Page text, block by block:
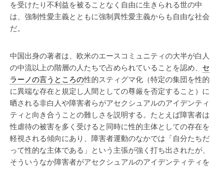
を受けたり不利益を被ることなく自由に生きられる世の中
は、強制性愛主義とともに強制異性愛主義からも自由な社会
だ。
中国出身の著者は、欧米のエースコミュニティの大半が白人
の中流以上の階層の人たちで占められていることを認め、 セ
ラーノの言うところの性的スティグマ化（特定の集団を性的
に異端な存在と規定し人間としての尊厳を否定すること）に
晒される非白人や障害者らがアセクシュアルのアイデンティ
ティと向き合うことの難しさを説明する。たとえば障害者は
性虐待の被害を多く受けると同時に性的主体としての存在を
軽視される傾向にあり、障害者運動のなかでは「自分たちだ
って性的な主体である」という主張が強く打ち出されたが、
そういうなか障害者がアセクシュアルのアイデンティティを